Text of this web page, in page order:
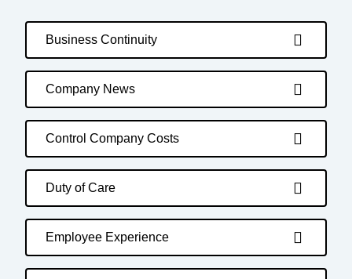
Business Continuity
Company News
Control Company Costs
Duty of Care
Employee Experience